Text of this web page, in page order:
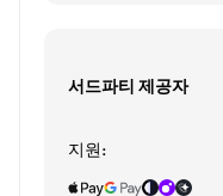
서드파티 제공자
지원: